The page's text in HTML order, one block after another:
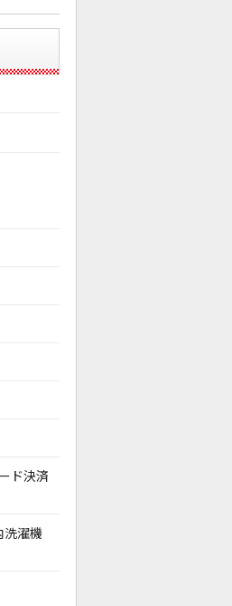
ド決済
洗濯機